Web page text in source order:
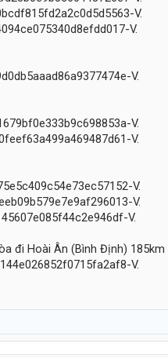
đi Hoài Ân (Bình Định) 185km